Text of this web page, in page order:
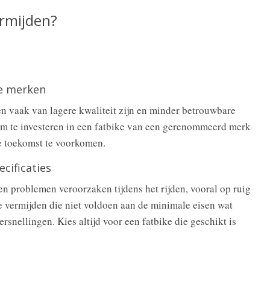
merken
vaak van lagere kwaliteit zijn en minder betrouwbare
te investeren in een fatbike van een gerenommeerd merk
te voorkomen.
problemen veroorzaken tijdens het rijden, vooral op ruig
die niet voldoen aan de minimale eisen wat
Kies altijd voor een fatbike die geschikt is